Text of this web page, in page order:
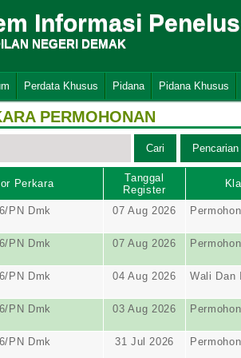
Informasi
NEGERI DEMAK
Perdata Khusus Pidana Pidana Khusus
PERMOHONAN
Perkara
Tanggal
Register
PN Dmk 07 Aug 2026
PN Dmk 07 Aug 2026
PN Dmk 04 Aug 2026 Wali Dan
PN Dmk 03 Aug 2026
PN Dmk 31 Jul 2026